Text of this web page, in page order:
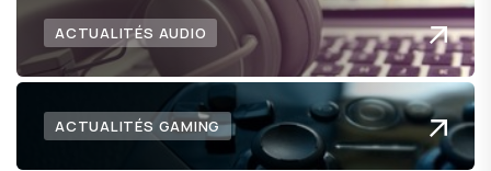
ACTUALITÉS AUDIO
ACTUALITÉS GAMING